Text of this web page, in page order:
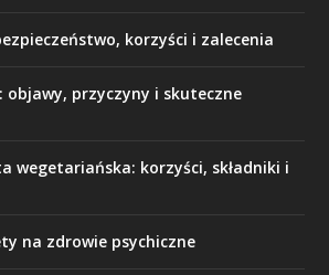
korzyści i zalecenia
objawy, przyczyny i skuteczne
wegetariańska: korzyści, składniki i
na zdrowie psychiczne